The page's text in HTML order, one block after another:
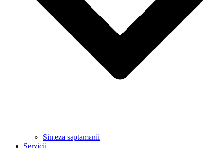
Sinteza saptamanii
Servicii